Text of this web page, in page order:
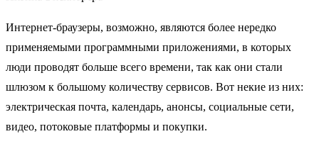
Интернет-браузеры, возможно, являются более нередко
применяемыми программными приложениями, в которых
люди проводят больше всего времени, так как они стали
шлюзом к большому количеству сервисов. Вот некие из них:
электрическая почта, календарь, анонсы, социальные сети,
видео, потоковые платформы и покупки.